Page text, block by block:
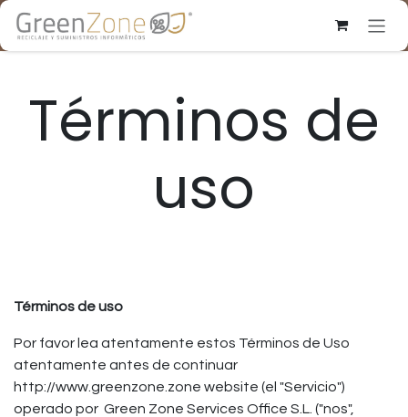
Pular para o conteúdo
Términos de
uso
Términos de uso
Por favor lea atentamente estos Términos de Uso
atentamente antes de continuar
http://www.greenzone.zone website (el "Servicio")
operado por ​ Green Zone Services Office S.L. ("nos",